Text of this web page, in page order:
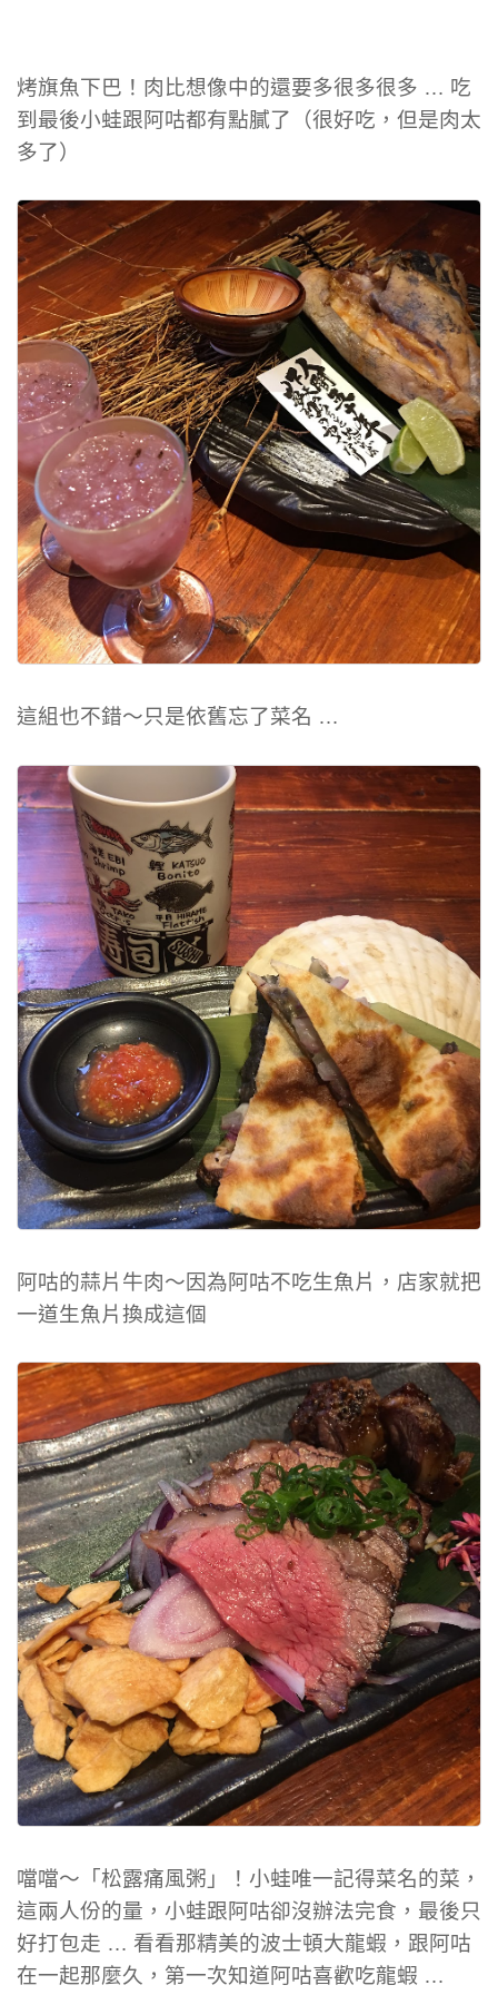
烤旗魚下巴！肉比想像中的還要多很多很多 … 吃
到最後小蛙跟阿咕都有點膩了（很好吃，但是肉太
多了）
這組也不錯～只是依舊忘了菜名 …
阿咕的蒜片牛肉～因為阿咕不吃生魚片，店家就把
一道生魚片換成這個
噹噹～「松露痛風粥」！小蛙唯一記得菜名的菜，
這兩人份的量，小蛙跟阿咕卻沒辦法完食，最後只
好打包走 … 看看那精美的波士頓大龍蝦，跟阿咕
在一起那麼久，第一次知道阿咕喜歡吃龍蝦 …